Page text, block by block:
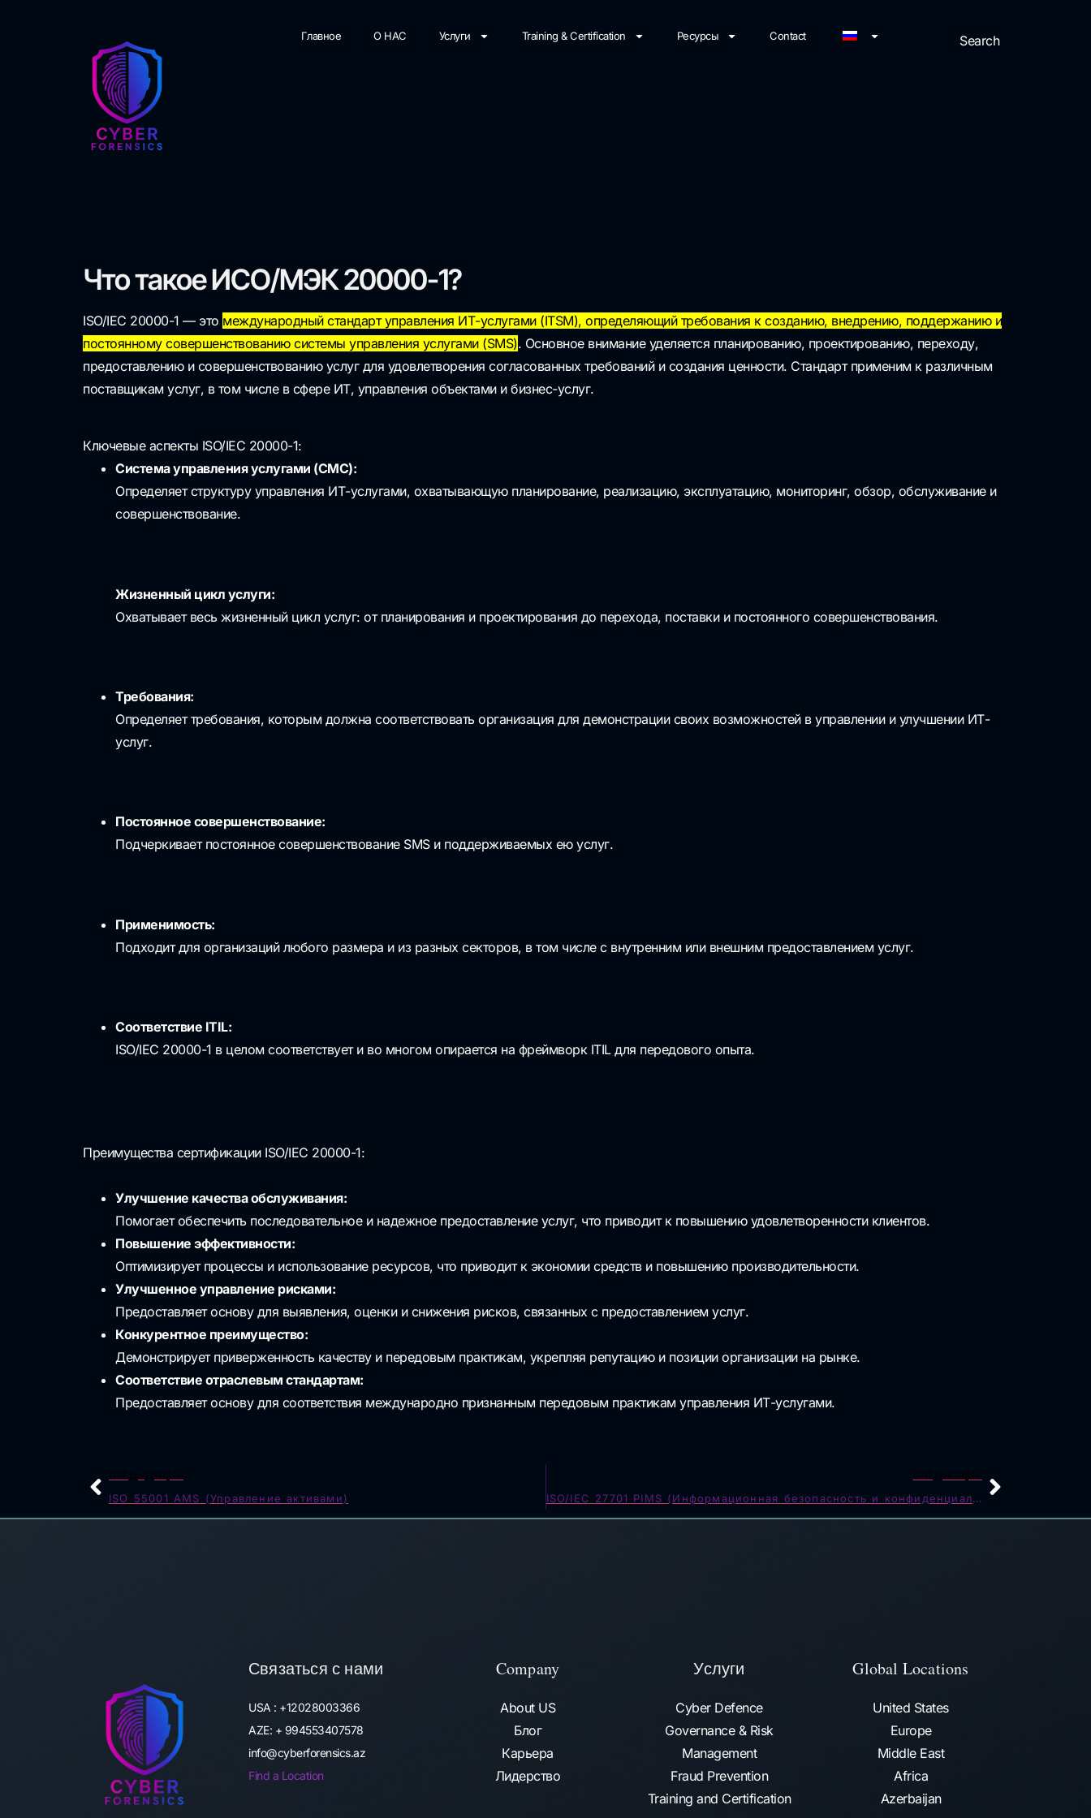
Главное О НАС Услуги Training & Certification Ресурсы Contact
Что такоеИСО/МЭК 20000-1?
ISO/IEC 20000-1 — это международный стандарт управления ИТ-услугами (ITSM), определяющий требования к созданию, внедрению, поддержанию и
постоянному совершенствованию системы управления услугами (SMS). Основное внимание уделяется планированию, проектированию, переходу,
предоставлению и совершенствованию услуг для удовлетворения согласованных требований и создания ценности. Стандарт применим к различным
поставщикам услуг, в том числе в сфере ИТ, управления объектами и бизнес-услуг.
Ключевые аспекты ISO/IEC 20000-1:
Система управления услугами (СМС):
Определяет структуру управления ИТ-услугами, охватывающую планирование, реализацию, эксплуатацию, мониторинг, обзор, обслуживание и
совершенствование.
Жизненный цикл услуги:
Охватывает весь жизненный цикл услуг: от планирования и проектирования до перехода, поставки и постоянного совершенствования.
Требования:
Определяет требования, которым должна соответствовать организация для демонстрации своих возможностей в управлении и улучшении ИТ-
услуг.
Постоянное совершенствование:
Подчеркивает постоянное совершенствование SMS и поддерживаемых ею услуг.
Применимость:
Подходит для организаций любого размера и из разных секторов, в том числе с внутренним или внешним предоставлением услуг.
Соответствие ITIL:
ISO/IEC 20000-1 в целом соответствует и во многом опирается на фреймворк ITIL для передового опыта.
Преимущества сертификации ISO/IEC 20000-1:
Улучшение качества обслуживания:
Помогает обеспечить последовательное и надежное предоставление услуг, что приводит к повышению удовлетворенности клиентов.
Повышение эффективности:
Оптимизирует процессы и использование ресурсов, что приводит к экономии средств и повышению производительности.
Улучшенное управление рисками:
Предоставляет основу для выявления, оценки и снижения рисков, связанных с предоставлением услуг.
Конкурентное преимущество:
Демонстрирует приверженность качеству и передовым практикам, укрепляя репутацию и позиции организации на рынке.
Соответствие отраслевым стандартам:
Предоставляет основу для соответствия международно признанным передовым практикам управления ИТ-услугами.
ISO 55001 AMS (Управление активами) ISO/IEC 27701 PIMS (Информационная безопасность и конфиденциальность)
Связаться с нами
USA : +12028003366
AZE: + 994553407578
info@cyberforensics.az
Find a Location
Company
About US
Блог
Карьера
Лидерство
Услуги
Cyber Defence
Governance & Risk
Management
Fraud Prevention​
Training and Certification
Global Locations
United States
Europe
Middle East
Africa
Azerbaijan